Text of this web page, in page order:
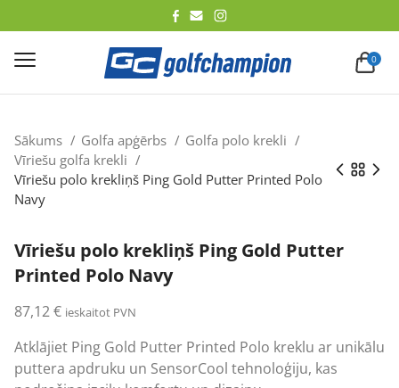
0
Sākums Golfa apģērbs
Golfa polo krekli
Vīriešu golfa krekli
Vīriešu polo krekliņš Ping Gold Putter Printed Polo
Navy
Vīriešu polo krekliņš Ping Gold Putter
Printed Polo Navy
87,12€ ieskaitot PVN
Atklājiet Ping Gold Putter Printed Polo kreklu ar unikālu
puttera apdruku un SensorCool tehnoloģiju, kas